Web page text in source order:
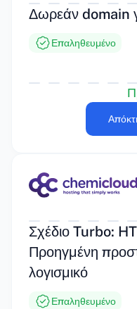
Δωρεάν domain
Επαληθευμένο
Σχέδιο Turbo:
Προηγμένη
λογισμικό
Επαληθευμένο